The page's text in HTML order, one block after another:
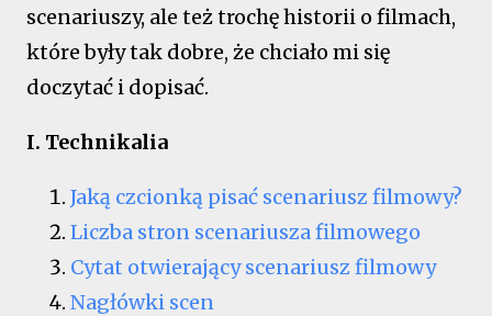
scenariuszy, ale też trochę historii o filmach,
które były tak dobre, że chciało mi się
doczytać i dopisać.
I. Technikalia
Jaką czcionką pisać scenariusz filmowy?
Liczba stron scenariusza filmowego
Cytat otwierający scenariusz filmowy
Nagłówki scen